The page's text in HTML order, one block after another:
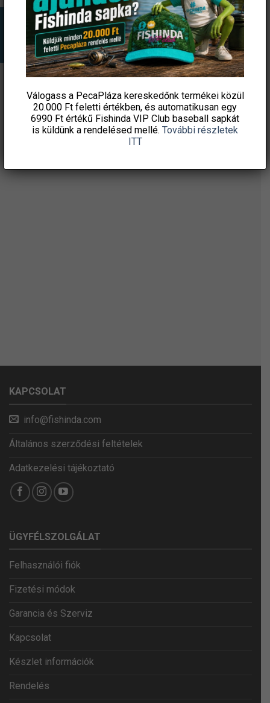
ÉRTESÜLJ ELSŐKÉNT! IRATKOZZ FEL A
HÍRLEVELÜNKRE!
KAPCSOLAT
info@fishinda.com
Általános szerződési feltételek
Adatkezelési tájékoztató
ÜGYFÉLSZOLGÁLAT
Felhasználói fiók
Fizetési módok
Garancia és Szerviz
Kapcsolat
Készlet információk
Rendelés
Válogass a PecaPláza kereskedőnk termékei közül
20.000 Ft feletti értékben, és automatikusan egy
6990 Ft értékű Fishinda VIP Club baseball sapkát
is küldünk a rendelésed mellé. További részletek
ITT